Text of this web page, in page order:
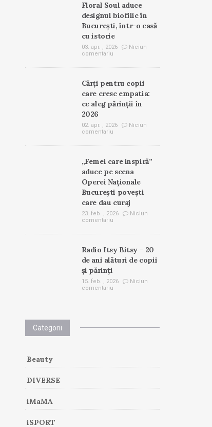
Floral Soul aduce
designul biofilic în
București, într-o casă
cu istorie
03. apr. , 2026
Niciun
comentariu
Cărți pentru copii
care cresc empatia:
ce aleg părinții în
2026
02. apr. , 2026
Niciun
comentariu
„Femei care inspiră”
aduce pe scena
Operei Naționale
București povești
care dau curaj
23. feb. , 2026
Niciun
comentariu
Radio Itsy Bitsy – 20
de ani alături de copii
și părinți
15. feb. , 2026
Niciun
comentariu
Categorii
Beauty
DIVERSE
iMaMA
iSPORT